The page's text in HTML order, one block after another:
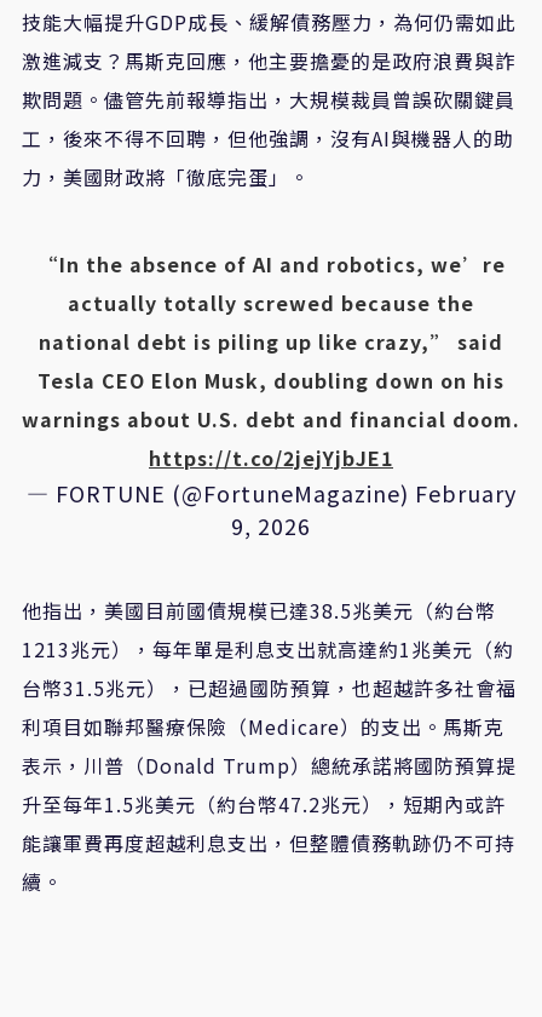
技能大幅提升GDP成長、緩解債務壓力，為何仍需如此
激進減支？馬斯克回應，他主要擔憂的是政府浪費與詐
欺問題。儘管先前報導指出，大規模裁員曾誤砍關鍵員
工，後來不得不回聘，但他強調，沒有AI與機器人的助
力，美國財政將「徹底完蛋」。
“In the absence of AI and robotics, we’re
actually totally screwed because the
national debt is piling up like crazy,” said
Tesla CEO Elon Musk, doubling down on his
warnings about U.S. debt and financial doom.
https://t.co/2jejYjbJE1
— FORTUNE (@FortuneMagazine) February
9, 2026
他指出，美國目前國債規模已達38.5兆美元（約台幣
1213兆元），每年單是利息支出就高達約1兆美元（約
台幣31.5兆元），已超過國防預算，也超越許多社會福
利項目如聯邦醫療保險（Medicare）的支出。馬斯克
表示，川普（Donald Trump）總統承諾將國防預算提
升至每年1.5兆美元（約台幣47.2兆元），短期內或許
能讓軍費再度超越利息支出，但整體債務軌跡仍不可持
續。